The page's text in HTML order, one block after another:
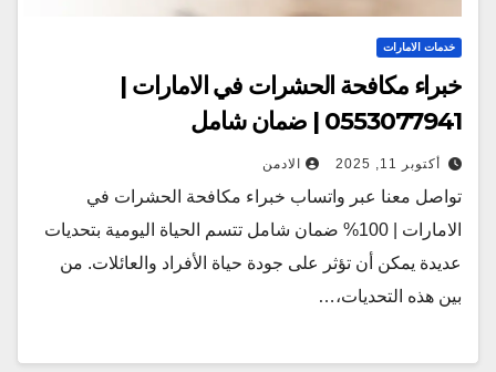
خدمات الامارات
خبراء مكافحة الحشرات في الامارات |
0553077941 | ضمان شامل
أكتوبر 11, 2025 الادمن
تواصل معنا عبر واتساب خبراء مكافحة الحشرات في
الامارات | 100% ضمان شامل تتسم الحياة اليومية بتحديات
عديدة يمكن أن تؤثر على جودة حياة الأفراد والعائلات. من
بين هذه التحديات،…